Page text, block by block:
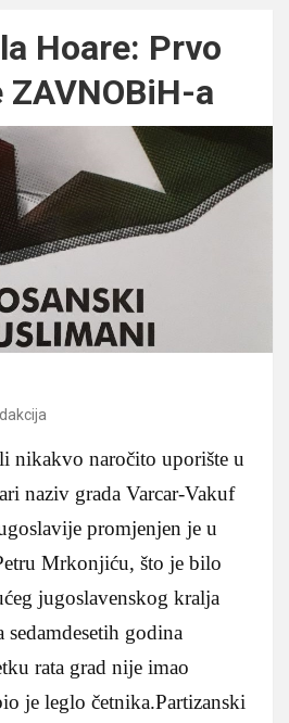
Hoare: Prvo
a
nikakvo naročito uporište u
naziv grada Varcar-Vakuf
promjenjen je u
Mrkonjiću, što je bilo
jugoslavenskog kralja
godina
rata grad nije imao
je leglo četnika.Partizanski